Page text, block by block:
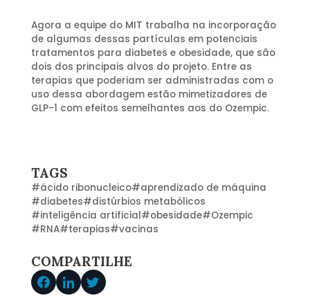
Agora a equipe do MIT trabalha na incorporação
de algumas dessas partículas em potenciais
tratamentos para diabetes e obesidade, que são
dois dos principais alvos do projeto. Entre as
terapias que poderiam ser administradas com o
uso dessa abordagem estão mimetizadores de
GLP-1 com efeitos semelhantes aos do Ozempic.
TAGS
#ácido ribonucleico#aprendizado de máquina
#diabetes#distúrbios metabólicos
#inteligência artificial#obesidade#Ozempic
#RNA#terapias#vacinas
COMPARTILHE